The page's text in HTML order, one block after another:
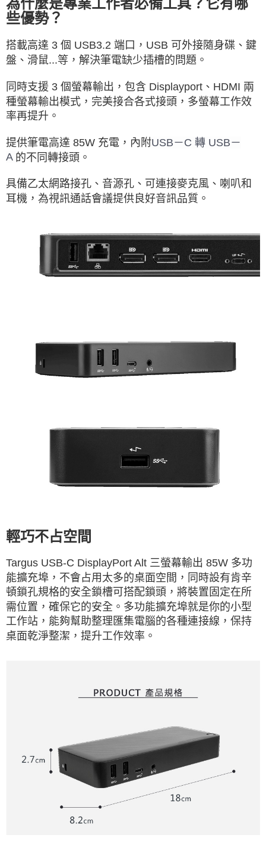
些優勢？
搭載高達 3 個 USB3.2 端口，USB 可外接隨身碟、鍵
盤、滑鼠...等，解決筆電缺少插槽的問題。
同時支援 3 個螢幕輸出，包含 Displayport、HDMI 兩
種螢幕輸出模式，完美接合各式接頭，多螢幕工作效
率再提升。
提供筆電高達 85W 充電，內附USB－C 轉 USB－
A 的不同轉接頭。
具備乙太網路接孔、音源孔、可連接麥克風、喇叭和
耳機，為視訊通話會議提供良好音訊品質。
輕巧不占空間
Targus USB-C DisplayPort Alt 三螢幕輸出 85W 多功
能擴充埠，不會占用太多的桌面空間，同時設有肯辛
頓鎖孔規格的安全鎖槽可搭配鎖頭，將裝置固定在所
需位置，確保它的安全。多功能擴充埠就是你的小型
工作站，能夠幫助整理匯集電腦的各種連接線，保持
桌面乾淨整潔，提升工作效率。